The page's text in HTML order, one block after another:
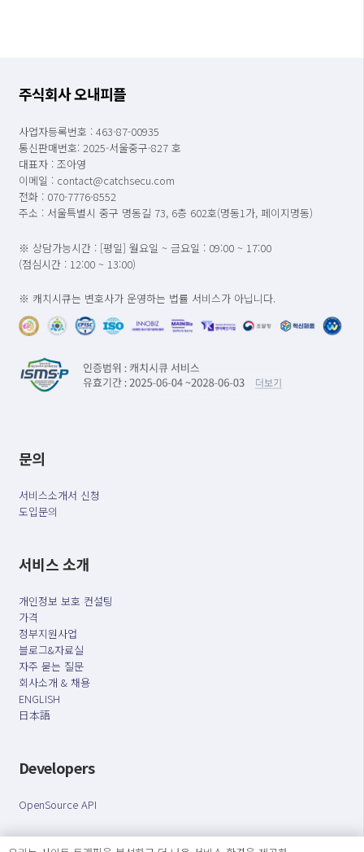
주식회사 오내피플
사업자등록번호 : 463-87-00935
통신판매번호: 2025-서울중구-827 호
대표자 : 조아영
이메일 : contact@catchsecu.com
전화 : 070-7776-8552
주소 : 서울특별시 중구 명동길 73, 6층 602호(명동1가, 페이지명동)
※ 상담가능시간 : [평일] 월요일 ~ 금요일 : 09:00 ~ 17:00
(점심시간 : 12:00 ~ 13:00)
※ 캐치시큐는 변호사가 운영하는 법률 서비스가 아닙니다.
문의
서비스소개서 신청
도입문의
서비스 소개
개인정보 보호 컨설팅
가격
정부지원사업
블로그&자료실
자주 묻는 질문
회사소개 & 채용
ENGLISH
日本語
Developers
OpenSource API